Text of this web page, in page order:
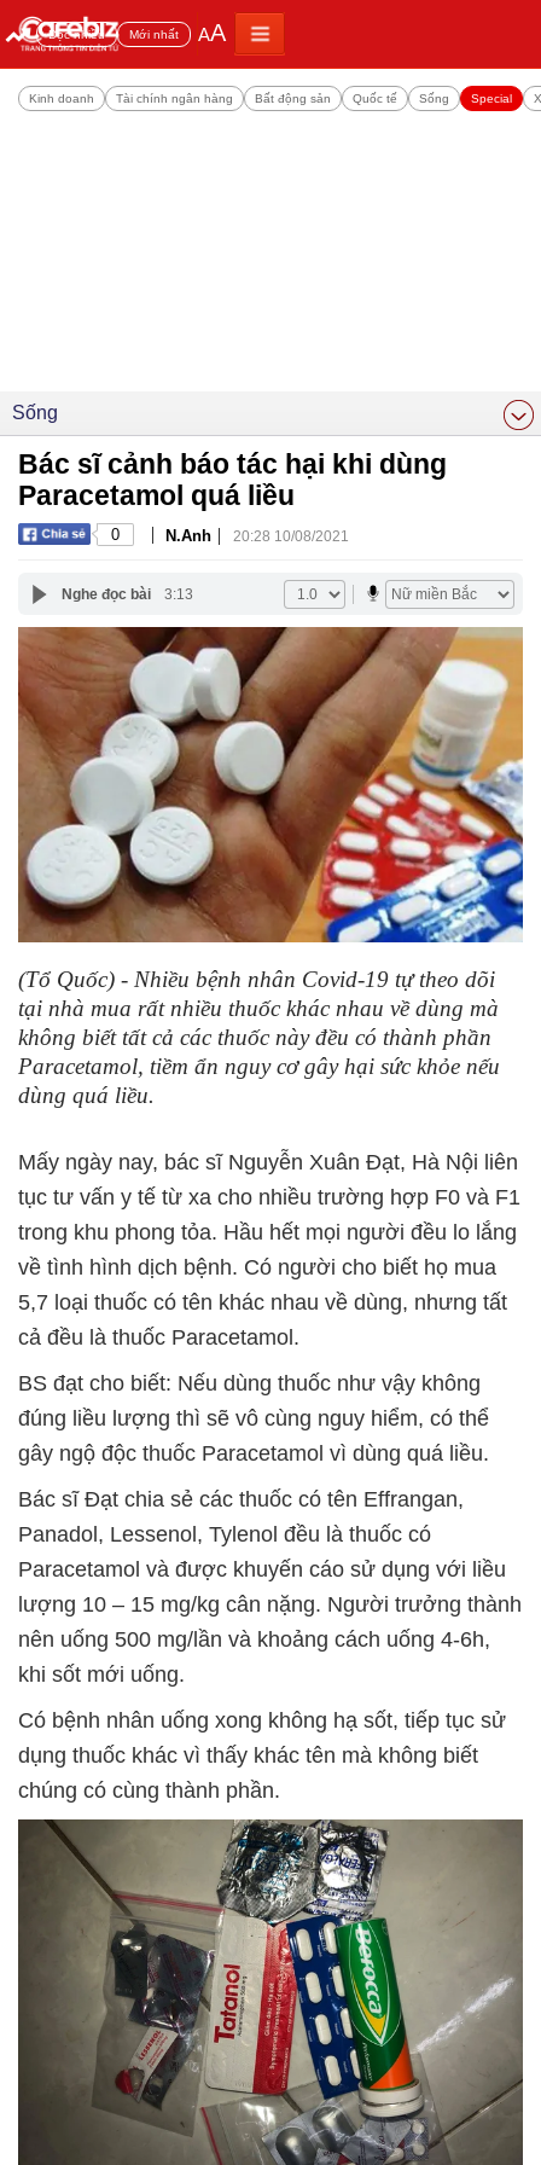
Đọc nhiều Mới nhất AA
Kinh doanh Tài chính ngân hàng Bất động sản Quốc tế Sống Special
Sống
Bác sĩ cảnh báo tác hại khi dùng
Paracetamol quá liều
0 | N.Anh | 20:28 10/08/2021
Nghe đọc bài 3:13
(Tổ Quốc) - Nhiều bệnh nhân Covid-19 tự theo dõi
tại nhà mua rất nhiều thuốc khác nhau về dùng mà
không biết tất cả các thuốc này đều có thành phần
Paracetamol, tiềm ẩn nguy cơ gây hại sức khỏe nếu
dùng quá liều.
Mấy ngày nay, bác sĩ Nguyễn Xuân Đạt, Hà Nội liên
tục tư vấn y tế từ xa cho nhiều trường hợp F0 và F1
trong khu phong tỏa. Hầu hết mọi người đều lo lắng
về tình hình dịch bệnh. Có người cho biết họ mua
5,7 loại thuốc có tên khác nhau về dùng, nhưng tất
cả đều là thuốc Paracetamol.
BS đạt cho biết: Nếu dùng thuốc như vậy không
đúng liều lượng thì sẽ vô cùng nguy hiểm, có thể
gây ngộ độc thuốc Paracetamol vì dùng quá liều.
Bác sĩ Đạt chia sẻ các thuốc có tên Effrangan,
Panadol, Lessenol, Tylenol đều là thuốc có
Paracetamol và được khuyến cáo sử dụng với liều
lượng 10 – 15 mg/kg cân nặng. Người trưởng thành
nên uống 500 mg/lần và khoảng cách uống 4-6h,
khi sốt mới uống.
Có bệnh nhân uống xong không hạ sốt, tiếp tục sử
dụng thuốc khác vì thấy khác tên mà không biết
chúng có cùng thành phần.